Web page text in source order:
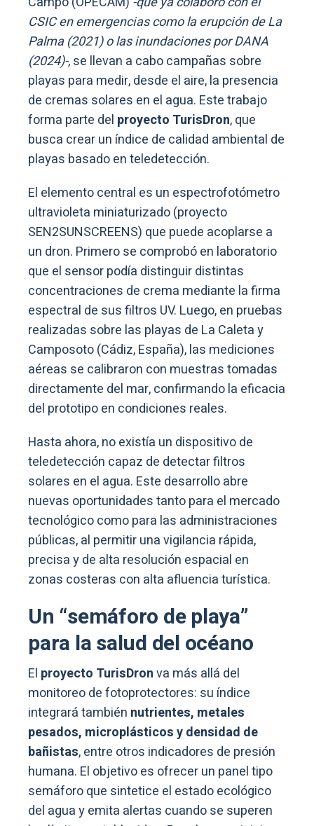
CSIC en emergencias como la erupción de La
Palma (2021) o las inundaciones por DANA
(2024)-, se llevan a cabo campañas sobre
playas para medir, desde el aire, la presencia
de cremas solares en el agua. Este trabajo
forma parte del proyecto TurisDron, que
busca crear un índice de calidad ambiental de
playas basado en teledetección.
El elemento central es un espectrofotómetro
ultravioleta miniaturizado (proyecto
SEN2SUNSCREENS) que puede acoplarse a
un dron. Primero se comprobó en laboratorio
que el sensor podía distinguir distintas
concentraciones de crema mediante la firma
espectral de sus filtros UV. Luego, en pruebas
realizadas sobre las playas de La Caleta y
Camposoto (Cádiz, España), las mediciones
aéreas se calibraron con muestras tomadas
directamente del mar, confirmando la eficacia
del prototipo en condiciones reales.
Hasta ahora, no existía un dispositivo de
teledetección capaz de detectar filtros
solares en el agua. Este desarrollo abre
nuevas oportunidades tanto para el mercado
tecnológico como para las administraciones
públicas, al permitir una vigilancia rápida,
precisa y de alta resolución espacial en
zonas costeras con alta afluencia turística.
Un “semáforo de playa”
para la salud del océano
El proyecto TurisDronva más allá del
monitoreo de fotoprotectores: su índice
integrará también nutrientes, metales
pesados, microplásticos y densidad de
bañistas, entre otros indicadores de presión
humana. El objetivo es ofrecer un panel tipo
semáforo que sintetice el estado ecológico
del agua y emita alertas cuando se superen